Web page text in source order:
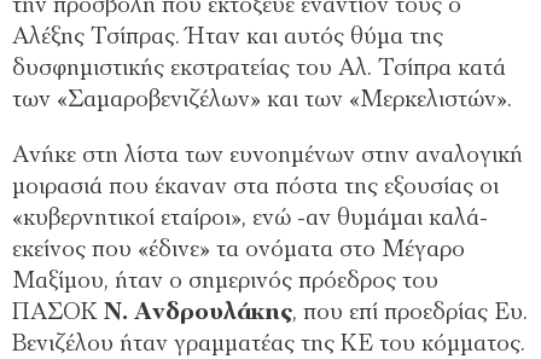
την προσβολή που εκτόξευε εναντίον τους ο
Αλέξης Τσίπρας. Ήταν και αυτός θύμα της
δυσφημιστικής εκστρατείας του Αλ. Τσίπρα κατά
των «Σαμαροβενιζέλων» και των «Μερκελιστών».
Ανήκε στη λίστα των ευνοημένων στην αναλογική
μοιρασιά που έκαναν στα πόστα της εξουσίας οι
«κυβερνητικοί εταίροι», ενώ -αν θυμάμαι καλά-
εκείνος που «έδινε» τα ονόματα στο Μέγαρο
Μαξίμου, ήταν ο σημερινός πρόεδρος του
ΠΑΣΟΚ Ν. Ανδρουλάκης, που επί προεδρίας Ευ.
Βενιζέλου ήταν γραμματέας της ΚΕ του κόμματος.